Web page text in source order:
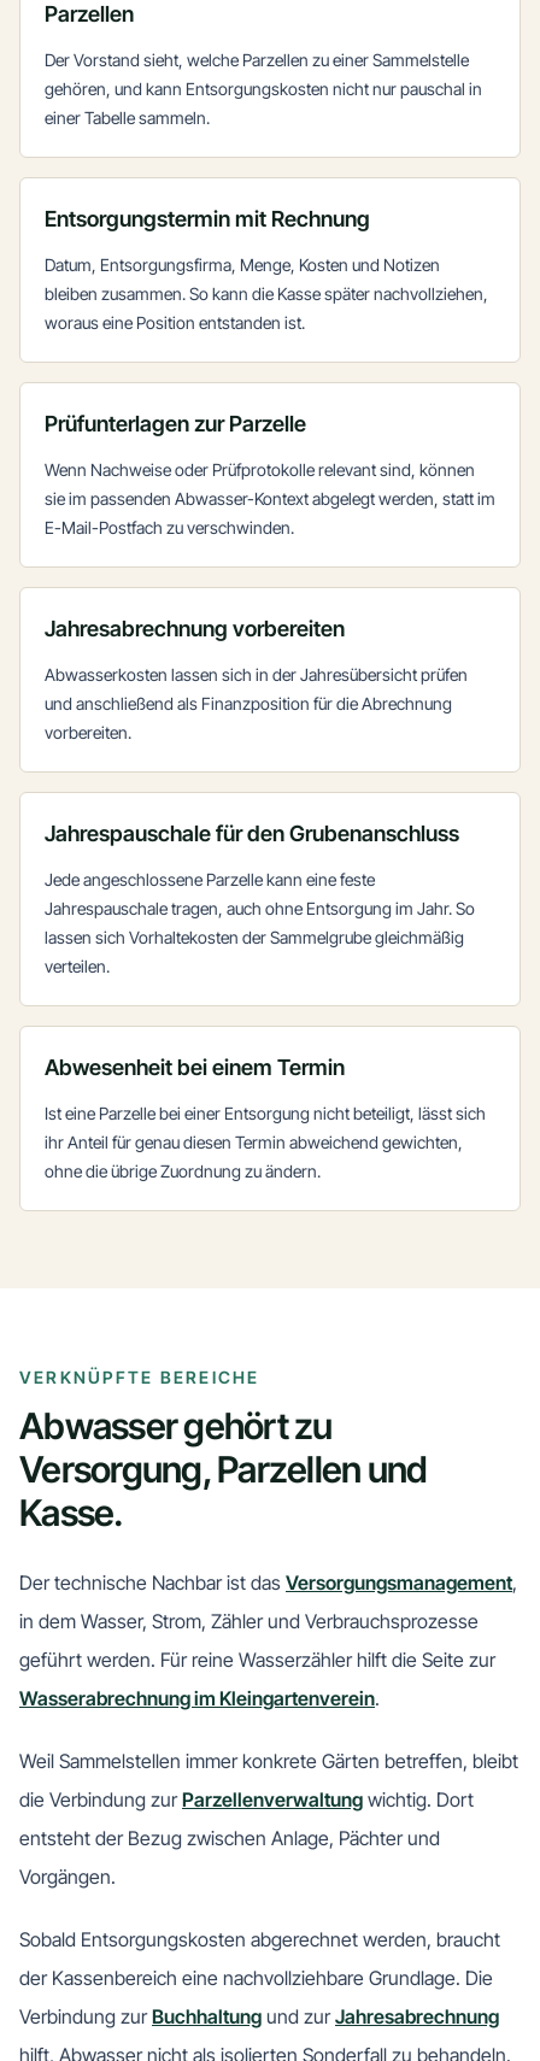
Parzellen
Der Vorstand sieht, welche Parzellen zu einer Sammelstelle
gehören, und kann Entsorgungskosten nicht nur pauschal in
einer Tabelle sammeln.
Entsorgungstermin mit Rechnung
Datum, Entsorgungsfirma, Menge, Kosten und Notizen
bleiben zusammen. So kann die Kasse später nachvollziehen,
woraus eine Position entstanden ist.
Prüfunterlagen zur Parzelle
Wenn Nachweise oder Prüfprotokolle relevant sind, können
sie im passenden Abwasser-Kontext abgelegt werden, statt im
E-Mail-Postfach zu verschwinden.
Jahresabrechnung vorbereiten
Abwasserkosten lassen sich in der Jahresübersicht prüfen
und anschließend als Finanzposition für die Abrechnung
vorbereiten.
Jahrespauschale für den Grubenanschluss
Jede angeschlossene Parzelle kann eine feste
Jahrespauschale tragen, auch ohne Entsorgung im Jahr. So
lassen sich Vorhaltekosten der Sammelgrube gleichmäßig
verteilen.
Abwesenheit bei einem Termin
Ist eine Parzelle bei einer Entsorgung nicht beteiligt, lässt sich
ihr Anteil für genau diesen Termin abweichend gewichten,
ohne die übrige Zuordnung zu ändern.
VERKNÜPFTE BEREICHE
Abwasser gehört zu
Versorgung, Parzellen und
Kasse.
Der technische Nachbar ist das Versorgungsmanagement,
in dem Wasser, Strom, Zähler und Verbrauchsprozesse
geführt werden. Für reine Wasserzähler hilft die Seite zur
Wasserabrechnung im Kleingartenverein.
Weil Sammelstellen immer konkrete Gärten betreffen, bleibt
die Verbindung zur Parzellenverwaltung wichtig. Dort
entsteht der Bezug zwischen Anlage, Pächter und
Vorgängen.
Sobald Entsorgungskosten abgerechnet werden, braucht
der Kassenbereich eine nachvollziehbare Grundlage. Die
Verbindung zur Buchhaltung und zur Jahresabrechnung
hilft, Abwasser nicht als isolierten Sonderfall zu behandeln.